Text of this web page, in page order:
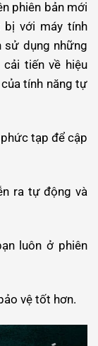
phiên bản mới
bị với máy tính
sử dụng những
tiến về hiệu
tính năng tự
tạp để cập
ra tự động và
luôn ở phiên
vệ tốt hơn.